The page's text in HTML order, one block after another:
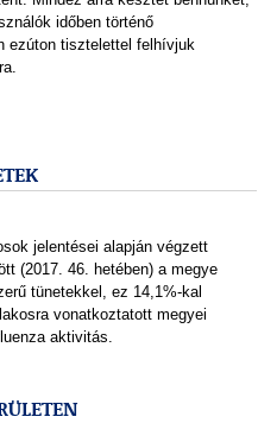
időben történő
ezúton tisztelettel felhívjuk
jelentései alapján végzett
(2017. 46. hetében) a megye
tünetekkel, ez 14,1%-kal
vonatkoztatott megyei
aktivitás.